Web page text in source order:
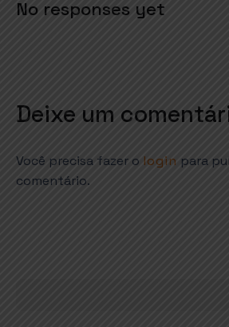
No responses yet
Deixe um
Você precisa fazer o login para
comentário.